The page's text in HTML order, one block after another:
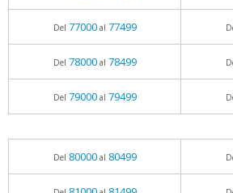
Del 77000al 77499
Del 78000al 78499
Del 79000al 79499
Del 80000al 80499